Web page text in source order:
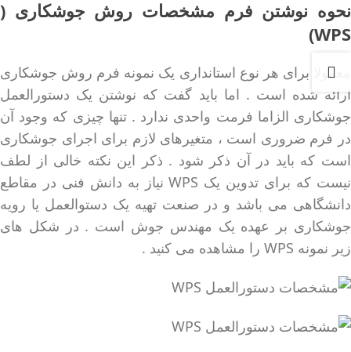
نحوه نوشتن فرم مشخصات روش جوشکاری (
WPS‌)
معمولا برای هر نوع استانداری یک نمونه فرم روش جوشکاری
ارائه شده است . اما باید گفت که نوشتن یک دستورالعمل
جوشکاری الزاما فرمت واحدی ندارد . تنها چیزی که وجود آن
در فرم ضروری است ، متغیرهای لازم برای اجرای جوشکاری
است که باید در آن ذکر شود . ذکر این نکته خالی از لطف
نیست که برای تدوین یک WPS نیاز به دانش فنی در مقاطع
دانشگاهی می باشد و در صنعت تهیه یک دستوالعمل یا رویه
جوشکاری بر عهده یک مهندس جوش است . در شکل های
زیر نمونه WPS را مشاهده می کنید .